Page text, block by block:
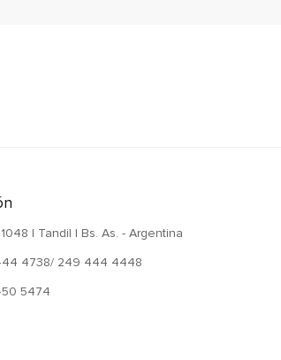
| Tandil | Bs. As. - Argentina
4738/ 249 444 4448
5474